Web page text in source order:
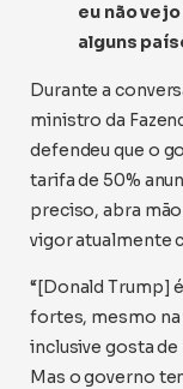
eu não
alguns
Durante a
ministro da
defendeu que o
tarifa de 50%
preciso, abra
vigor atualmente
“[Donald Trump]
fortes, mesmo na
inclusive gosta de
Mas o governo